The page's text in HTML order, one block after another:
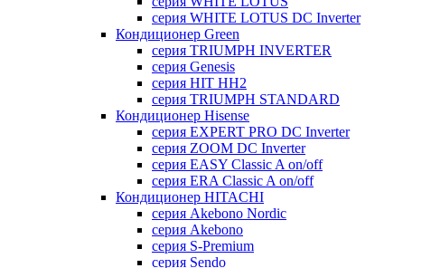
серия WHITE LOTUS DC Inverter
Кондиционер Green
серия TRIUMPH INVERTER
серия Genesis
серия HIT HH2
серия TRIUMPH STANDARD
Кондиционер Hisense
серия EXPERT PRO DC Inverter
серия ZOOM DC Inverter
серия EASY Classic A on/off
серия ERA Classic A on/off
Кондиционер HITACHI
cерия Akebono Nordic
серия Akebono
серия S-Premium
серия Sendo